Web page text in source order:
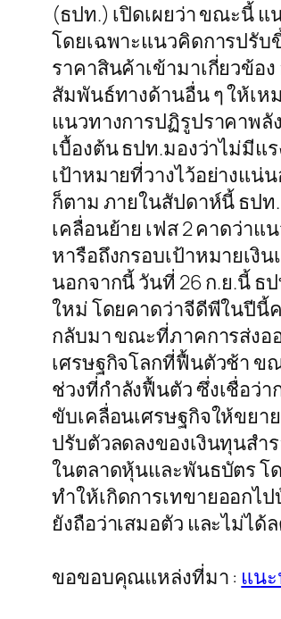
(ธปท.) เปิดเผยว่า ขณะนี้ แ
โดยเฉพาะแนวคิดการปรับ
ราคาสินค้าเข้ามาเกี่ยวข้อ
สัมพันธ์ทางด้านอื่น ๆ ให้เ
แนวทางการปฏิรูปราคาพ
เบื้องต้น ธปท.มองว่าไม่มีแ
เป้าหมายที่วางไว้อย่างแน่
ก็ตาม ภายในสัปดาห์นี้ ธปท
เคลื่อนย้าย เฟส 2 คาดว่า
หารือถึงกรอบเป้าหมายเงิ
นอกจากนี้ วันที่ 26 ก.ย.นี้ ธ
ใหม่ โดยคาดว่าจีดีพีในปีนี้
กลับมา ขณะที่ภาคการส่งอ
เศรษฐกิจโลกที่ฟื้นตัวช้า ข
ช่วงที่กำลังฟื้นตัว ซึ่งเชื่อว่
ขับเคลื่อนเศรษฐกิจให้ขยา
ปรับตัวลดลงของเงินทุนสำ
ในตลาดหุ้นและพันธบัตร โ
ทำให้เกิดการเทขายออกไ
ยังถือว่าเสมอตัว และไม่ไ
ขอขอบคุณแหล่งที่มา : แน